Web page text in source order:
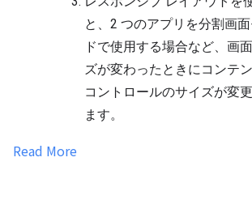
と、2 つのアプリを分割画
ドで使用する場合など、画
ズが変わったときにコンテ
コントロールのサイズが変
ます。
Read More